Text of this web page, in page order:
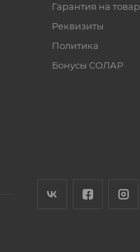
Гарантия на товар
Реквизиты
Политика
Бонусы СОЛАР